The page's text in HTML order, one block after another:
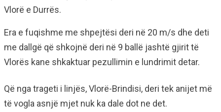
Vlorë e Durrës.
Era e fuqishme me shpejtësi deri në 20 m/s dhe deti
me dallgë që shkojnë deri në 9 ballë jashtë gjirit të
Vlorës kane shkaktuar pezullimin e lundrimit detar.
Që nga trageti i linjës, Vlorë-Brindisi, deri tek anijet më
të vogla asnjë mjet nuk ka dale dot ne det.